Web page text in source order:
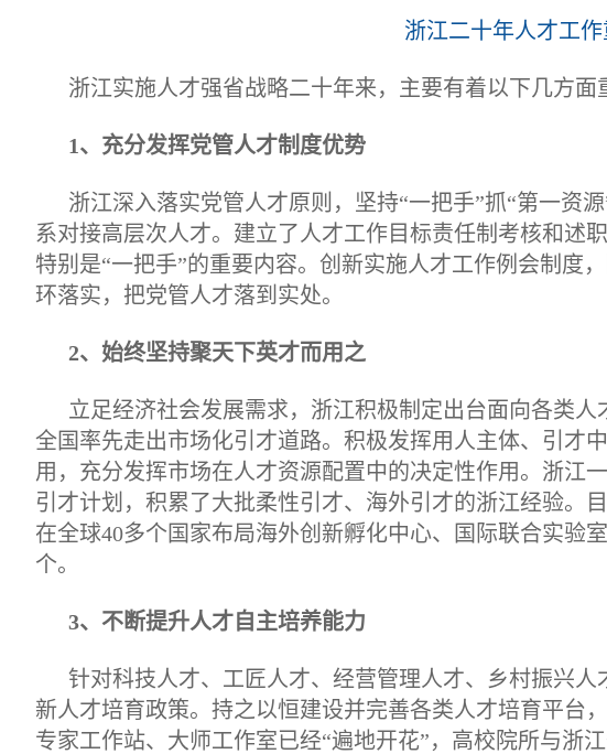
浙江二十年人才工
浙江实施人才强省战略二十年来，主要有着以下几方面
1、充分发挥党管人才制度优势
浙江深入落实党管人才原则，坚持“一把手”抓“第一资
系对接高层次人才。建立了人才工作目标责任制考核和述
特别是“一把手”的重要内容。创新实施人才工作例会制度
环落实，把党管人才落到实处。
2、始终坚持聚天下英才而用之
立足经济社会发展需求，浙江积极制定出台面向各类
全国率先走出市场化引才道路。积极发挥用人主体、引才
用，充分发挥市场在人才资源配置中的决定性作用。浙江
引才计划，积累了大批柔性引才、海外引才的浙江经验。
在全球40多个国家布局海外创新孵化中心、国际联合实验
个。
3、不断提升人才自主培养能力
针对科技人才、工匠人才、经营管理人才、乡村振兴
新人才培育政策。持之以恒建设并完善各类人才培育平台
专家工作站、大师工作室已经“遍地开花”，高校院所与浙